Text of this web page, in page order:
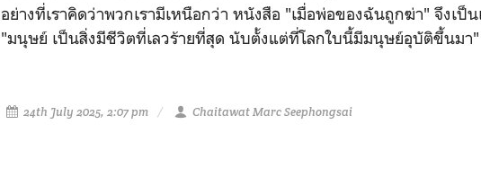
อย่างที่เราคิดว่าพวกเรามีเหนือกว่า หนังสือ "เมื่อพ่อของฉันถูกฆ่า" จึงเป็น
"มนุษย์ เป็นสิ่งมีชีวิตที่เลวร้ายที่สุด นับตั้งแต่ที่โลกใบนี้มีมนุษย์อุบัติขึ้นมา"
24th July 2025, 2:07 pm Chaitawat Marc Seephongsai